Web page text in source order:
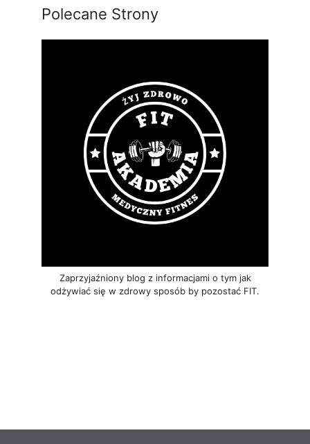
Polecane Strony
Zaprzyjaźniony blog z informacjami o tym jak
odżywiać się w zdrowy sposób by pozostać FIT.